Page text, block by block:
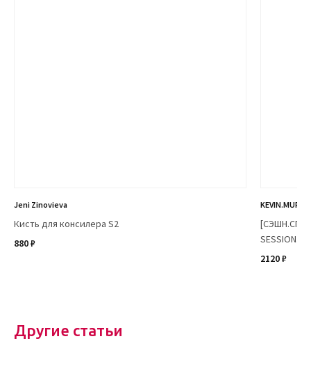
Jeni Zinovieva
Кисть для консилера S2
880 ₽
2120 ₽
Другие статьи